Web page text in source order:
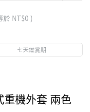
於NT$0 )
七天鑑賞期
重機外套 兩色